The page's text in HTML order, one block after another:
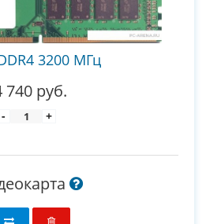
3200 МГц
740 руб.
- +